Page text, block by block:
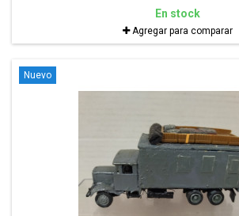
En stock
Agregar para comparar
Nuevo